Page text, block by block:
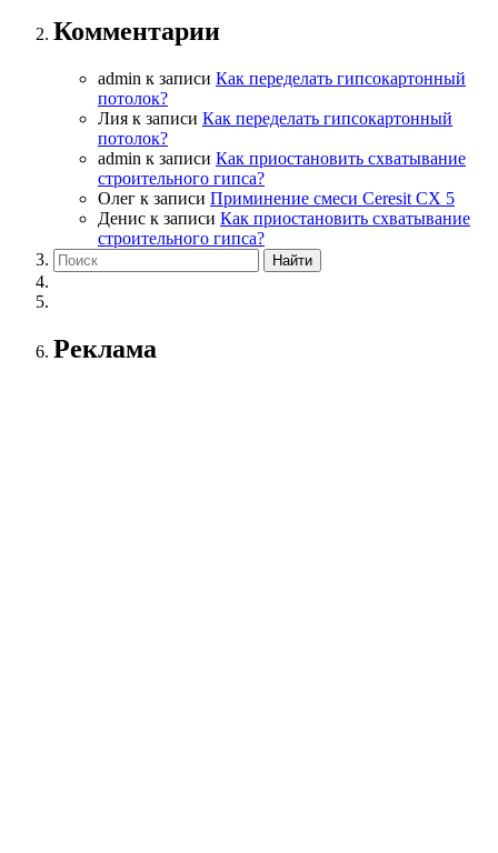
Комментарии
admin к записи Как переделать гипсокартонный
потолок?
Лия к записи Как переделать гипсокартонный
потолок?
admin к записи Как приостановить схватывание
строительного гипса?
Олег к записи Приминение смеси Ceresit СХ 5
Денис к записи Как приостановить схватывание
строительного гипса?
Реклама